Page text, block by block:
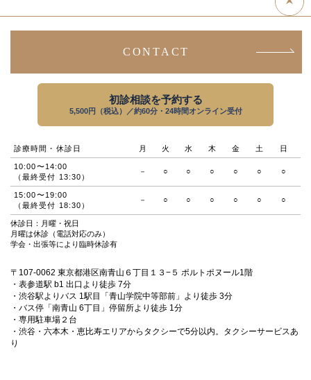
CONTACT
初診相談を予約する
5,500円（税込）／約60分・24時間オンライン受付
診療時間・休診日 月 火 水 木 金 土 日
10:00〜14:00
（最終受付 13:30）
－ ○ ○ ○ ○ ○ ○
15:00〜19:00
（最終受付 18:30）
－ ○ ○ ○ ○ ○ ○
休診日：月曜・祝日
月曜は休診（電話対応のみ）
学会・出張等により臨時休診有
〒107-0062 東京都港区南青山６丁目１３−５ ポルトポヌール1階
・表参道駅 b1 出口より徒歩 7分
・渋谷駅よりバス 1駅目「青山学院中等部前」より徒歩 3分
・バス停「南青山 6丁目」停留所より徒歩 1分
・専用駐車場２台
・渋谷・六本木・恵比寿エリアからタクシーで5分以内。タクシーサービスあ
り